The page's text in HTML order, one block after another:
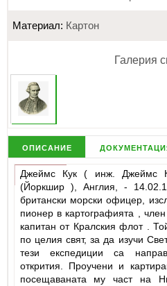
Материал: Картон
Галерия
описание
Джеймс Кук ( инж. Джеймс
(Йоркшир ), Англия, -
британски морски офицер,
пионер в картографията ,
капитан от Кралския флот .
по целия свят, за да изучи
тези експедиции са
открития. Проучени и
посещаваната му част на